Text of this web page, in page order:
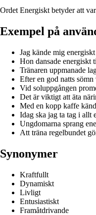
Ordet Energiskt betyder att
Exempel på
Jag kände mig
Hon dansade energiskt
Tränaren uppmanade
Efter en god natts
Vid soluppgången
Det är viktigt att äta
Med en kopp kaffe
Idag ska jag ta tag i allt
Ungdomarna sprang
Att träna regelbundet
Synonymer
Kraftfullt
Dynamiskt
Livligt
Entusiastiskt
Framåtdrivande